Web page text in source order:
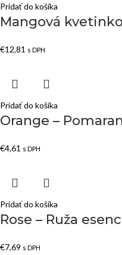
Pridať do košíka
Mangová
€12,81 s DPH
Pridať do košíka
Orange –
€4,61 s DPH
Pridať do košíka
Rose – Ruža
€7,69 s DPH